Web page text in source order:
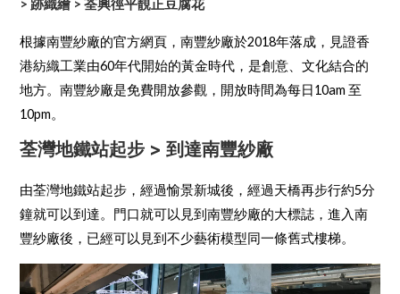
> 跡織繪 > 荃興徑平靚正豆腐花
根據南豐紗廠的官方網頁，南豐紗廠於2018年落成，見證香
港紡織工業由60年代開始的黃金時代，是創意、文化結合的
地方。南豐紗廠是免費開放參觀，開放時間為每日10am 至
10pm。
荃灣地鐵站起步 > 到達南豐紗廠
由荃灣地鐵站起步，經過愉景新城後，經過天橋再步行約5分
鐘就可以到達。門口就可以見到南豐紗廠的大標誌，進入南
豐紗廠後，已經可以見到不少藝術模型同一條舊式樓梯。